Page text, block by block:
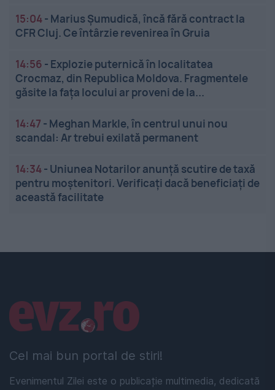
15:04- Marius Șumudică, încă fără contract la
CFR Cluj. Ce întârzie revenirea în Gruia
14:56 - Explozie puternică în localitatea
Crocmaz, din Republica Moldova. Fragmentele
găsite la fața locului ar proveni de la...
14:47 - Meghan Markle, în centrul unui nou
scandal: Ar trebui exilată permanent
14:34- Uniunea Notarilor anunță scutire de taxă
pentru moștenitori. Verificați dacă beneficiați de
această facilitate
Cel mai bun portal de stiri!
Evenimentul Zilei este o publicație multimedia, dedicată
Linkuri utile